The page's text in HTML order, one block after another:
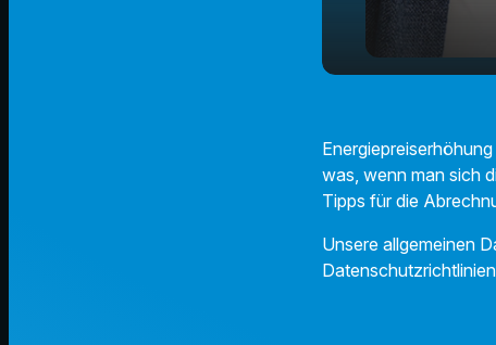
was, wenn man sich
Tipps für die
Unsere allgemeinen